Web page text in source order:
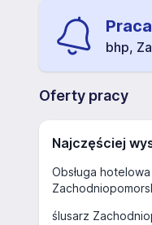
bhp,
Oferty pracy
Najczęściej
Obsługa hotelowa
ślusarz